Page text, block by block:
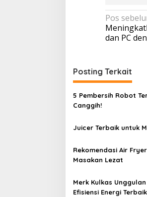
N
a
g
a
s
p
o
s
Pos
dan PC
Posting Terkait
5 Pembersih Robot
Canggih!
Juicer Terbaik untuk
Rekomendasi Air
Masakan Lezat
Merk Kulkas
Efisiensi Energi Terbaik